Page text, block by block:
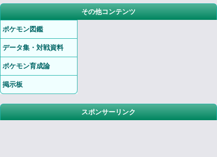
その他コンテンツ
ポケモン図鑑
データ集・対戦資料
ポケモン育成論
掲示板
スポンサーリンク